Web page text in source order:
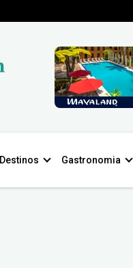
Destinos Gastronomia